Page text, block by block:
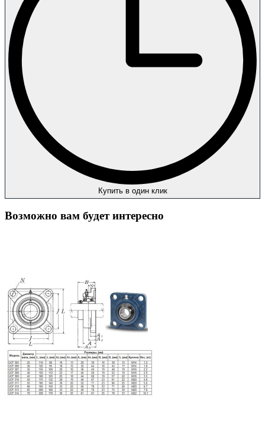
Купить в один клик
Возможно вам будет интересно